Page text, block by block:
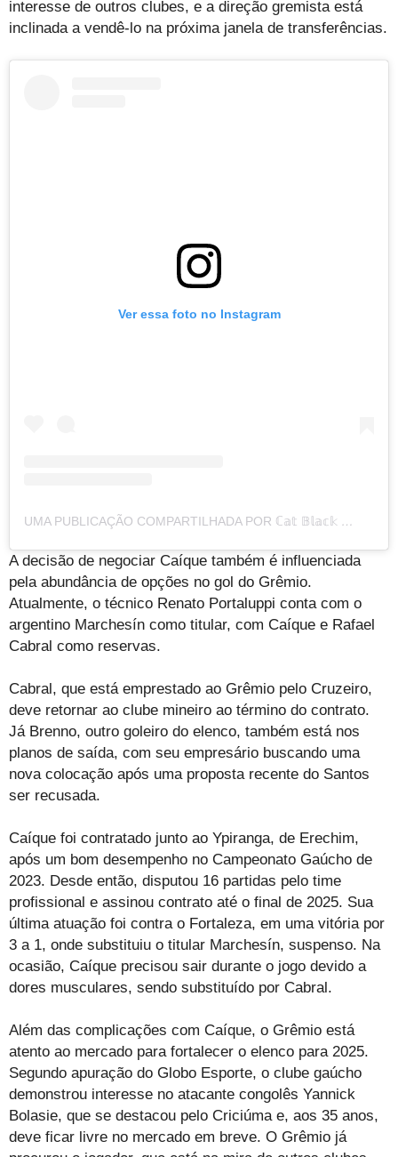
interesse de outros clubes, e a direção gremista está
inclinada a vendê-lo na próxima janela de transferências.
Ver essa foto no Instagram
UMA PUBLICAÇÃO COMPARTILHADA POR ℂ𝕒𝕥 𝔹𝕝𝕒𝕔𝕜 🐈‍⬛ 🔒 𝔹𝕝𝕖𝕤𝕤𝕖𝕕 𝔾𝕠𝕕 (@CAIQUESANTOS23OFICIAL)
A decisão de negociar Caíque também é influenciada
pela abundância de opções no gol do Grêmio.
Atualmente, o técnico Renato Portaluppi conta com o
argentino Marchesín como titular, com Caíque e Rafael
Cabral como reservas.
Cabral, que está emprestado ao Grêmio pelo Cruzeiro,
deve retornar ao clube mineiro ao término do contrato.
Já Brenno, outro goleiro do elenco, também está nos
planos de saída, com seu empresário buscando uma
nova colocação após uma proposta recente do Santos
ser recusada.
Caíque foi contratado junto ao Ypiranga, de Erechim,
após um bom desempenho no Campeonato Gaúcho de
2023. Desde então, disputou 16 partidas pelo time
profissional e assinou contrato até o final de 2025. Sua
última atuação foi contra o Fortaleza, em uma vitória por
3 a 1, onde substituiu o titular Marchesín, suspenso. Na
ocasião, Caíque precisou sair durante o jogo devido a
dores musculares, sendo substituído por Cabral.
Além das complicações com Caíque, o Grêmio está
atento ao mercado para fortalecer o elenco para 2025.
Segundo apuração do Globo Esporte, o clube gaúcho
demonstrou interesse no atacante congolês Yannick
Bolasie, que se destacou pelo Criciúma e, aos 35 anos,
deve ficar livre no mercado em breve. O Grêmio já